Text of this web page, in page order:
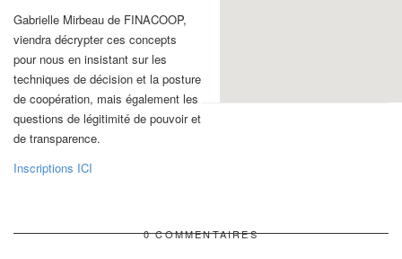
Gabrielle Mirbeau de FINACOOP,
viendra décrypter ces concepts
pour nous en insistant sur les
techniques de décision et la posture
de coopération, mais également les
questions de légitimité de pouvoir et
de transparence.
Inscriptions ICI
0 COMMENTAIRES